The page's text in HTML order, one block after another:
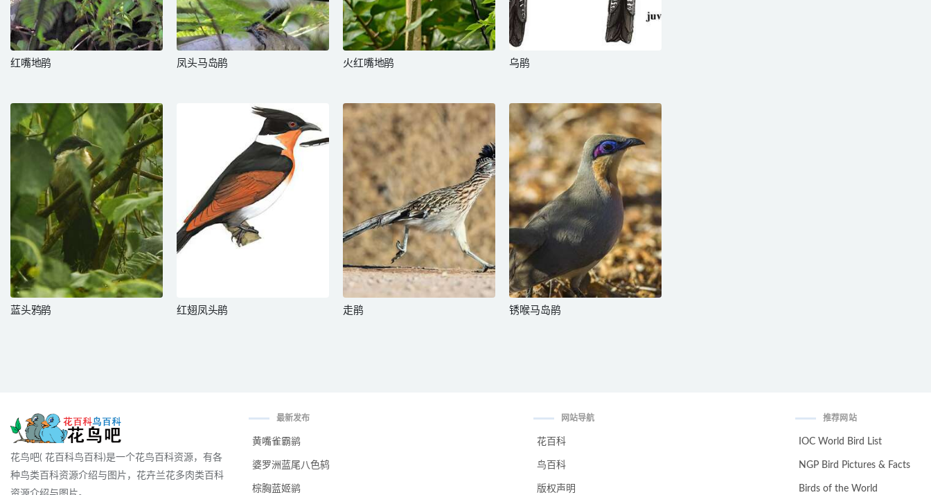
红嘴地鹃 凤头马岛鹃 火红嘴地鹃 乌鹃
蓝头鸦鹃 红翅凤头鹃 走鹃 锈喉马岛鹃
花鸟吧( 花百科鸟百科)是一个花鸟百科资源，有各
种鸟类百科资源介绍与图片，花卉兰花多肉类百科
最新发布
黄嘴雀霸鹟
婆罗洲蓝尾八色鸫
棕胸蓝姬鹟
网站导航
花百科
鸟百科
版权声明
推荐网站
IOC World Bird List
NGP Bird Pictures & Facts
Birds of the World